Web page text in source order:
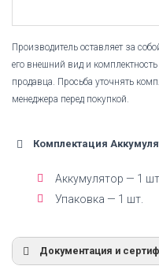
Производитель оставляет за
его внешний вид и
продавца. Просьба уточнять
менеджера перед покупкой.
Комплектация
Аккумулятор — 1 шт.
Упаковка — 1 шт.
Документация и